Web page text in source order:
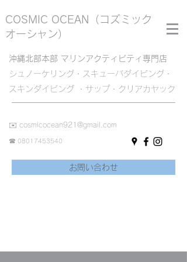
COSMIC OCEAN
（コズミック
オーシャン）
沖縄北部本部 マリンアクティビティ専門店
シュノーケリング・スキューバダイビング・
スキンダイビング ・サップ・クリアカヤック
✉️ cosmicocean921@gmail.com
☎︎ 08017453540
お問い合わせ